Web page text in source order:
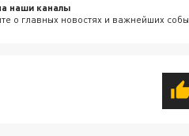
наши каналы
о главных новостях и важнейших